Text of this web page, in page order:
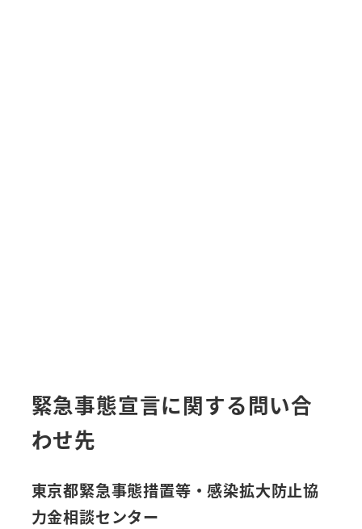
緊急事態宣言に関する問い合
わせ先
東京都緊急事態措置等・感染拡大防止協
力金相談センター